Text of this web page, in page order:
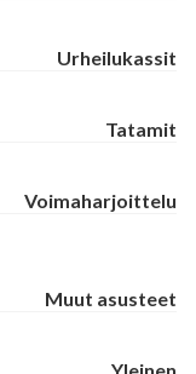
Urheilukassit
Tatamit
Voimaharjoittelu
Muut asusteet